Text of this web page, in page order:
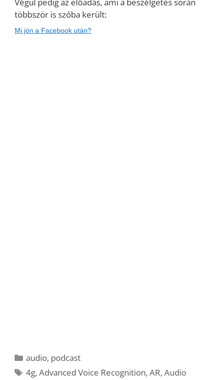
többször is szóba került:
Mi jön a Facebook után?
Kategória
audio, podcast
Címkék
4g,Advanced Voice Recognition,AR,Audio